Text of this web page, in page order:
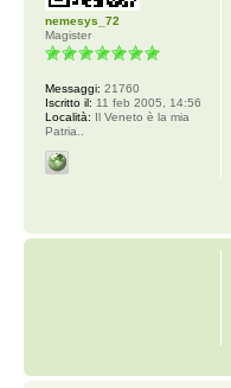
nemesys_72
Magister
Messaggi: 21760
Iscritto il: 11 feb 2005, 14:56
Località: Il Veneto è la mia
Patria..